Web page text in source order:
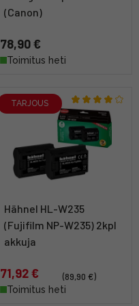
(Canon)
78,90 €
Toimitus heti
TARJOUS
Hähnel HL-W235
(Fujifilm NP-W235) 2kpl
akkuja
71,92 €
(89,90 €)
Toimitus heti